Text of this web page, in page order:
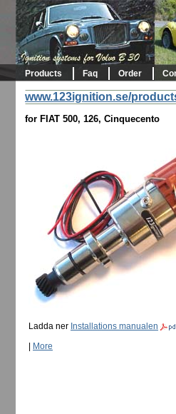
Products Faq Order
www.123ignition.se/
for FIAT 500, 126, Cinquecento
Ladda ner Installations manualen
More